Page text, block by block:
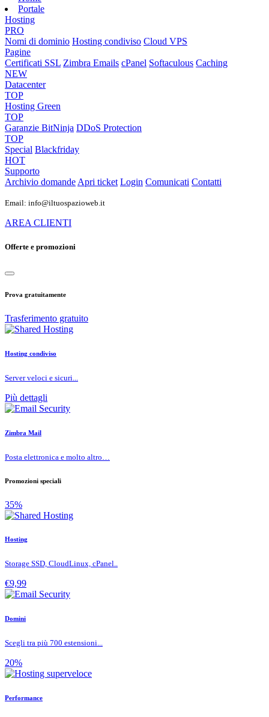
Portale
Hosting
PRO
Nomi di dominio Hosting condiviso Cloud VPS
Pagine
Certificati SSL Zimbra Emails cPanel Softaculous Caching
NEW
Datacenter
TOP
Hosting Green
TOP
Garanzie BitNinja DDoS Protection
TOP
Special Blackfriday
HOT
Supporto
Archivio domandeApri ticket Login Comunicati Contatti
Email: info@iltuospazioweb.it
AREA CLIENTI
Offerte e promozioni
Prova gratuitamente
Trasferimento gratuito
Hosting condiviso
Server veloci e sicuri...
Più dettagli
Zimbra Mail
Posta elettronica e molto altro…
Promozioni speciali
35%
Hosting
Storage SSD, CloudLinux, cPanel..
€9,99
Domini
Scegli tra più 700 estensioni...
20%
Performance